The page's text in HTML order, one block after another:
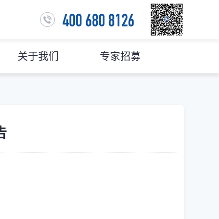
关于我们 专家招募